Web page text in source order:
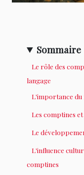
Sommaire
Le rôle des
langage
L'importance du
Les comptines
Le
L'influence
comptines